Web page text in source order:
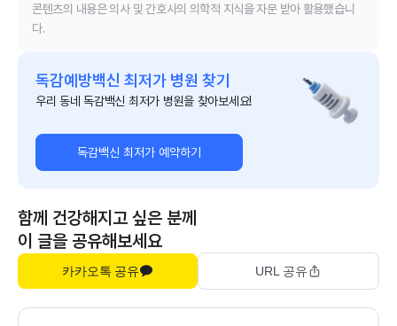
콘텐츠의 내용은 의사 및 간호사의 의학적 지식을 자문 받아 활용했습니
다.
독감예방백신 최저가 병원 찾기
우리 동네 독감백신 최저가 병원을 찾아보세요!
독감백신 최저가 예약하기
함께 건강해지고 싶은 분께
이 글을 공유해보세요
카카오톡 공유 URL 공유